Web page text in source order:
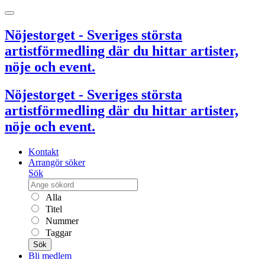
Nöjestorget - Sveriges största
artistförmedling där du hittar artister,
nöje och event.
Nöjestorget - Sveriges största
artistförmedling där du hittar artister,
nöje och event.
Kontakt
Arrangör söker
Sök
Alla
Titel
Nummer
Taggar
Sök
Bli medlem